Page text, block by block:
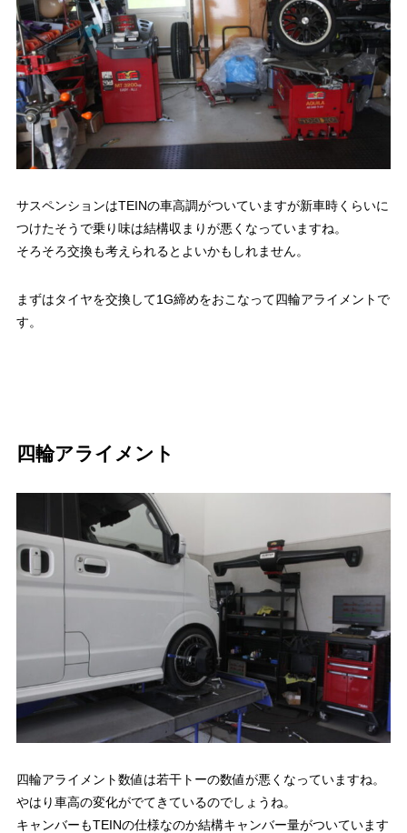
サスペンションはTEINの車高調がついていますが新車時くらいに
つけたそうで乗り味は結構収まりが悪くなっていますね。
そろそろ交換も考えられるとよいかもしれません。
まずはタイヤを交換して1G締めをおこなって四輪アライメントで
す。
四輪アライメント
四輪アライメント数値は若干トーの数値が悪くなっていますね。
やはり車高の変化がでてきているのでしょうね。
キャンバーもTEINの仕様なのか結構キャンバー量がついています